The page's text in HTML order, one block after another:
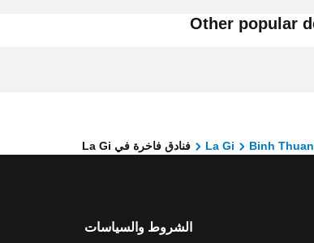
Other popular
Binh
La Gi فنادق فاخرة في La Gi
الشروط والسياسات